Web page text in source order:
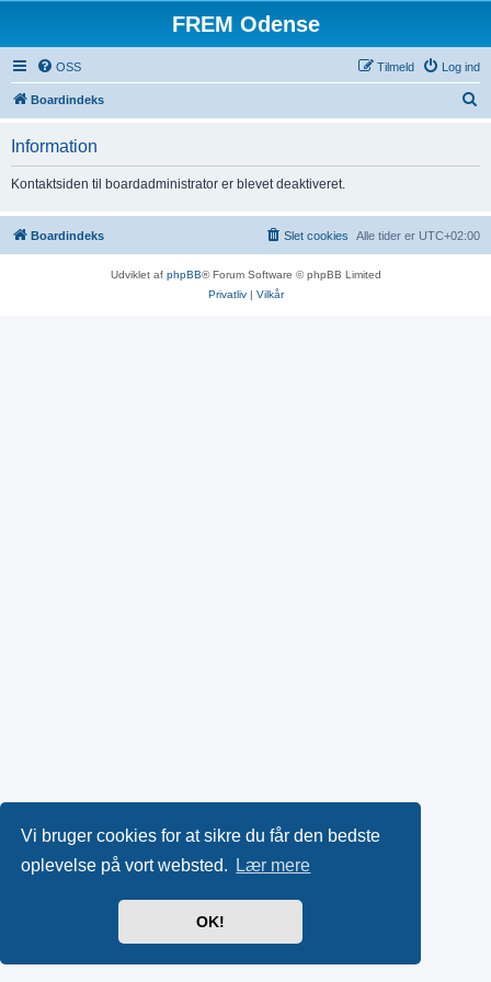
Vi bruger cookies for at sikre du får den bedste
oplevelse på vort websted.
Lær mere
OK!
FREM Odense
OSS Log ind
Tilmeld
Boardindeks
Information
Kontaktsiden til boardadministrator er blevet deaktiveret.
Boardindeks Alle tider er UTC+02:00
Slet cookies
Udviklet af phpBB® Forum Software © phpBB Limited
Privatliv| Vilkår